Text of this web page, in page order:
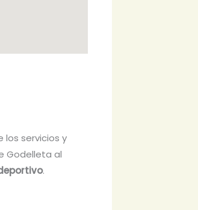
los servicios y
Godelleta al
.